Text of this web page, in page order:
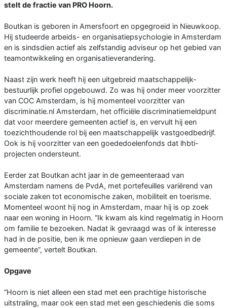
stelt de fractie van PRO Hoorn.
Boutkan is geboren in Amersfoort en opgegroeid in Nieuwkoop.
Hij studeerde arbeids- en organisatiepsychologie in Amsterdam
en is sindsdien actief als zelfstandig adviseur op het gebied van
teamontwikkeling en organisatieverandering.
Naast zijn werk heeft hij een uitgebreid maatschappelijk-
bestuurlijk profiel opgebouwd. Zo was hij onder meer voorzitter
van COC Amsterdam, is hij momenteel voorzitter van
discriminatie.nl Amsterdam, het officiële discriminatiemeldpunt
dat voor meerdere gemeenten actief is, en vervult hij een
toezichthoudende rol bij een maatschappelijk vastgoedbedrijf.
Ook is hij voorzitter van een goededoelenfonds dat lhbti-
projecten ondersteunt.
Eerder zat Boutkan acht jaar in de gemeenteraad van
Amsterdam namens de PvdA, met portefeuilles variërend van
sociale zaken tot economische zaken, mobiliteit en toerisme.
Momenteel woont hij nog in Amsterdam, maar hij is op zoek
naar een woning in Hoorn. “Ik kwam als kind regelmatig in Hoorn
om familie te bezoeken. Nadat ik gevraagd was of ik interesse
had in de positie, ben ik me opnieuw gaan verdiepen in de
gemeente”, vertelt Boutkan.
Opgave
“Hoorn is niet alleen een stad met een prachtige historische
uitstraling, maar ook een stad met een geschiedenis die soms